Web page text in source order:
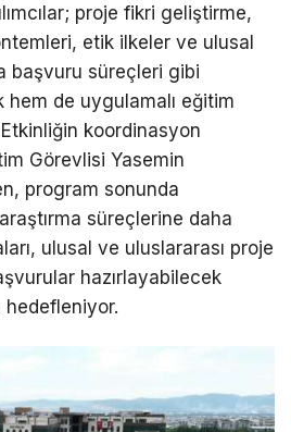
proje fikri geliştirme,
etik ilkeler ve ulusal
başvuru süreçleri gibi
de uygulamalı eğitim
koordinasyon
Görevlisi Yasemin
program sonunda
süreçlerine daha
ulusal ve uluslararası proje
hazırlayabilecek
hedefleniyor.